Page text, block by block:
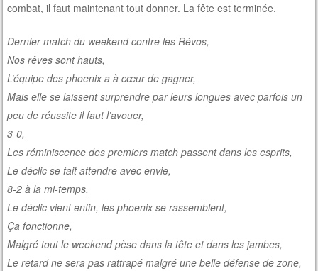
combat, il faut maintenant tout donner. La fête est terminée.
Dernier match du weekend contre les Révos,
Nos rêves sont hauts,
L’équipe des phoenix a à cœur de gagner,
Mais elle se laissent surprendre par leurs longues avec parfois un
peu de réussite il faut l’avouer,
3-0,
Les réminiscence des premiers match passent dans les esprits,
Le déclic se fait attendre avec envie,
8-2 à la mi-temps,
Le déclic vient enfin, les phoenix se rassemblent,
Ça fonctionne,
Malgré tout le weekend pèse dans la tête et dans les jambes,
Le retard ne sera pas rattrapé malgré une belle défense de zone,